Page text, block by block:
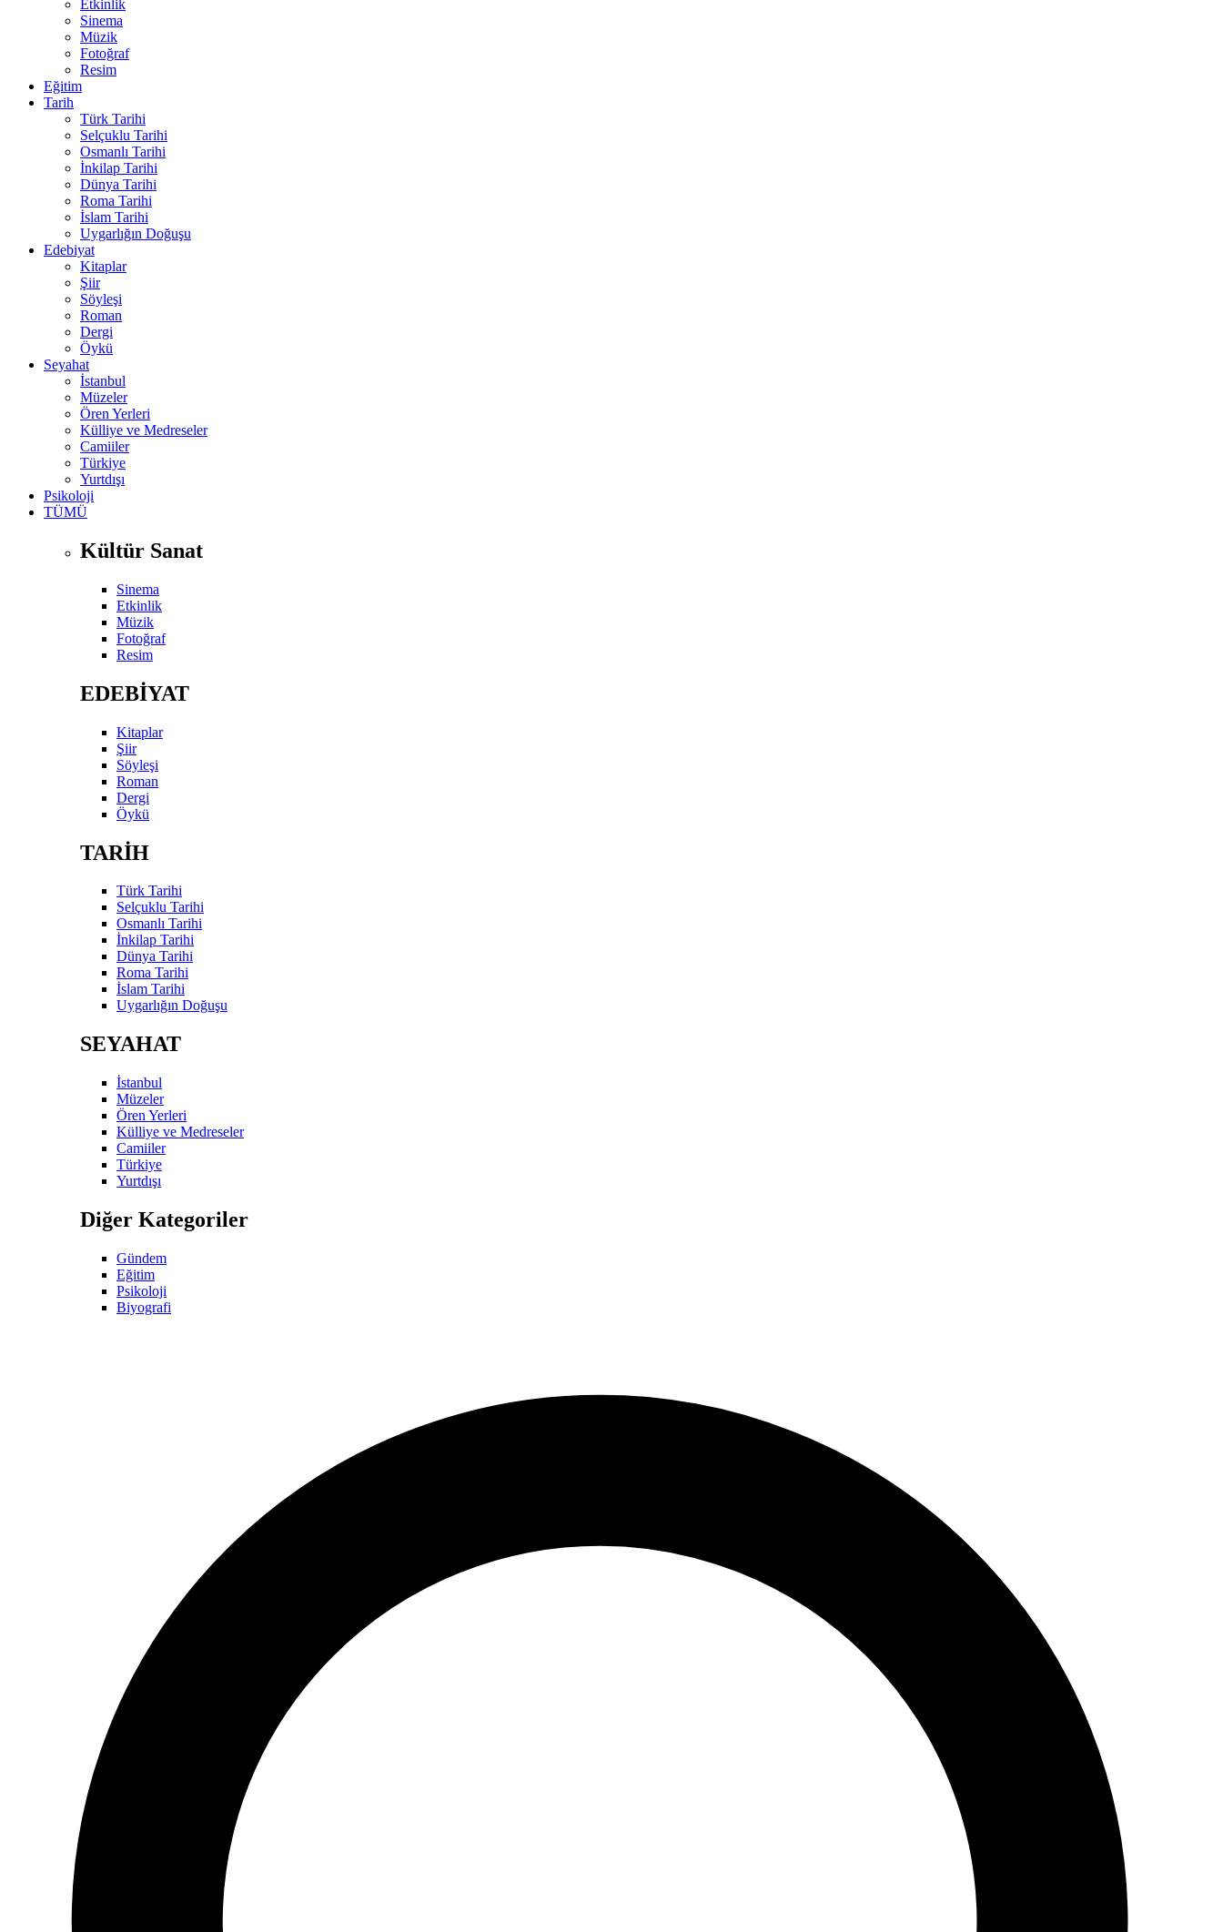
Etkinlik
Sinema
Müzik
Fotoğraf
Resim
Eğitim
Tarih
Türk Tarihi
Selçuklu Tarihi
Osmanlı Tarihi
İnkilap Tarihi
Dünya Tarihi
Roma Tarihi
İslam Tarihi
Uygarlığın Doğuşu
Edebiyat
Kitaplar
Şiir
Söyleşi
Roman
Dergi
Öykü
Seyahat
İstanbul
Müzeler
Ören Yerleri
Külliye ve Medreseler
Camiiler
Türkiye
Yurtdışı
Psikoloji
TÜMÜ
Kültür Sanat
Sinema
Etkinlik
Müzik
Fotoğraf
Resim
EDEBİYAT
Kitaplar
Şiir
Söyleşi
Roman
Dergi
Öykü
TARİH
Türk Tarihi
Selçuklu Tarihi
Osmanlı Tarihi
İnkilap Tarihi
Dünya Tarihi
Roma Tarihi
İslam Tarihi
Uygarlığın Doğuşu
SEYAHAT
İstanbul
Müzeler
Ören Yerleri
Külliye ve Medreseler
Camiiler
Türkiye
Yurtdışı
Diğer Kategoriler
Gündem
Eğitim
Psikoloji
Biyografi